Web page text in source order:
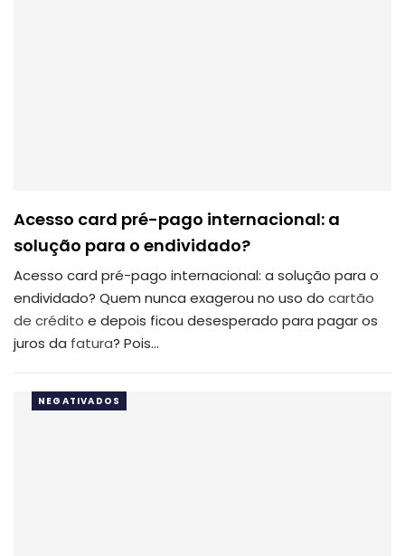
Acesso card pré-pago internacional: a
solução para o endividado?
Acesso card pré-pago internacional: a solução para o
endividado? Quem nunca exagerou no uso do cartão
de crédito e depois ficou desesperado para pagar os
juros da fatura? Pois…
NEGATIVADOS